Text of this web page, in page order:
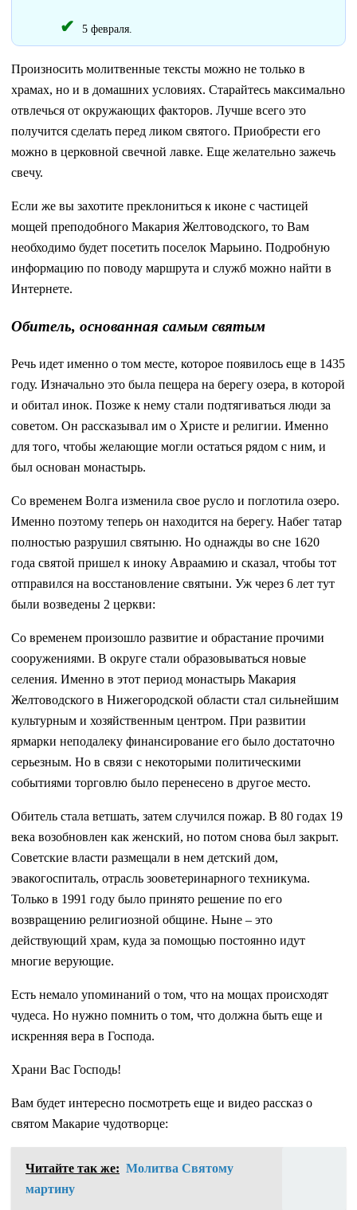
5 февраля.
Произносить молитвенные тексты можно не только в
храмах, но и в домашних условиях. Старайтесь максимально
отвлечься от окружающих факторов. Лучше всего это
получится сделать перед ликом святого. Приобрести его
можно в церковной свечной лавке. Еще желательно зажечь
свечу.
Если же вы захотите преклониться к иконе с частицей
мощей преподобного Макария Желтоводского, то Вам
необходимо будет посетить поселок Марьино. Подробную
информацию по поводу маршрута и служб можно найти в
Интернете.
Обитель, основанная самым святым
Речь идет именно о том месте, которое появилось еще в 1435
году. Изначально это была пещера на берегу озера, в которой
и обитал инок. Позже к нему стали подтягиваться люди за
советом. Он рассказывал им о Христе и религии. Именно
для того, чтобы желающие могли остаться рядом с ним, и
был основан монастырь.
Со временем Волга изменила свое русло и поглотила озеро.
Именно поэтому теперь он находится на берегу. Набег татар
полностью разрушил святыню. Но однажды во сне 1620
года святой пришел к иноку Авраамию и сказал, чтобы тот
отправился на восстановление святыни. Уж через 6 лет тут
были возведены 2 церкви:
Со временем произошло развитие и обрастание прочими
сооружениями. В округе стали образовываться новые
селения. Именно в этот период монастырь Макария
Желтоводского в Нижегородской области стал сильнейшим
культурным и хозяйственным центром. При развитии
ярмарки неподалеку финансирование его было достаточно
серьезным. Но в связи с некоторыми политическими
событиями торговлю было перенесено в другое место.
Обитель стала ветшать, затем случился пожар. В 80 годах 19
века возобновлен как женский, но потом снова был закрыт.
Советские власти размещали в нем детский дом,
эвакогоспиталь, отрасль зооветеринарного техникума.
Только в 1991 году было принято решение по его
возвращению религиозной общине. Ныне – это
действующий храм, куда за помощью постоянно идут
многие верующие.
Есть немало упоминаний о том, что на мощах происходят
чудеса. Но нужно помнить о том, что должна быть еще и
искренняя вера в Господа.
Храни Вас Господь!
Вам будет интересно посмотреть еще и видео рассказ о
святом Макарие чудотворце:
Читайте так же: Молитва Святому
мартину